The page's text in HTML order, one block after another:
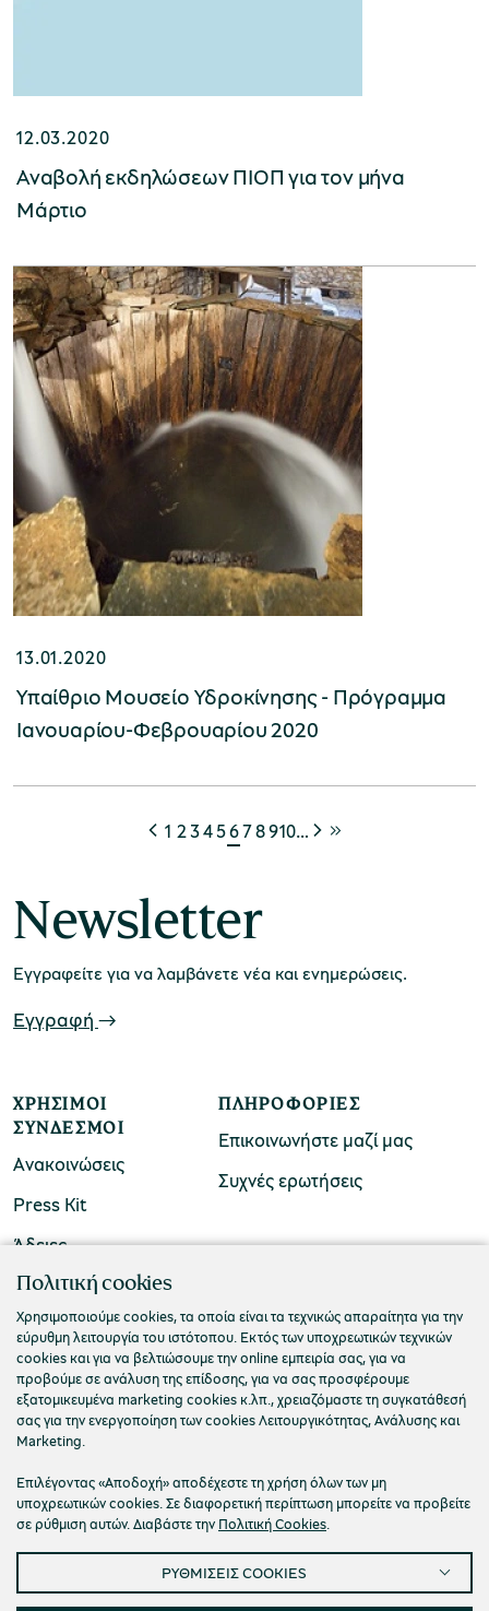
12.03.2020
Αναβολή εκδηλώσεων ΠΙΟΠ για τον μήνα
Μάρτιο
13.01.2020
Υπαίθριο Μουσείο Υδροκίνησης - Πρόγραμμα
Ιανουαρίου-Φεβρουαρίου 2020
1 2345678910…
Newsletter
Εγγραφείτε για να λαμβάνετε νέα και ενημερώσεις.
Εγγραφή
ΧΡΉΣΙΜΟΙ
ΣΎΝΔΕΣΜΟΙ
Ανακοινώσεις
Press Kit
Άδειες
ΠΛΗΡΟΦΟΡΊΕΣ
Επικοινωνήστε μαζί μας
Συχνές ερωτήσεις
ΠΟΛΙΤΙΣΤΙΚΟ ΙΔΡΥΜΑ ΟΜΙΛΟΥ ΠΕΙΡΑΙΩΣ
Τ. 210 3256922
Ε. info@piop.gr
ΣΥΝΔΕΘΕΙΤΕ ΜΑΖΙ ΜΑΣ
Πολιτική απορρήτου Όροι χρήσης Cookies
Πολιτική cookies
Χρησιμοποιούμε cookies, τα οποία είναι τα τεχνικώς απαραίτητα για την
εύρυθμη λειτουργία του ιστότοπου. Εκτός των υποχρεωτικών τεχνικών
cookies και για να βελτιώσουμε την online εμπειρία σας, για να
προβούμε σε ανάλυση της επίδοσης, για να σας προσφέρουμε
εξατομικευμένα marketing cookies κ.λπ., χρειαζόμαστε τη συγκατάθεσή
σας για την ενεργοποίηση των cookies Λειτουργικότητας, Ανάλυσης και
Marketing.
Επιλέγοντας «Αποδοχή» αποδέχεστε τη χρήση όλων των μη
υποχρεωτικών cookies. Σε διαφορετική περίπτωση μπορείτε να προβείτε
σε ρύθμιση αυτών. Διαβάστε την Πολιτική Cookies.
ΡΥΘΜΙΣΕΙΣ COOKIES